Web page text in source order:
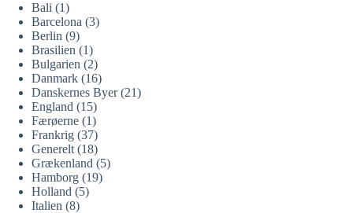
Bali (1)
Barcelona (3)
Berlin (9)
Brasilien (1)
Bulgarien (2)
Danmark (16)
Danskernes Byer(21)
England (15)
Færøerne (1)
Frankrig (37)
Generelt (18)
Grækenland (5)
Hamborg (19)
Holland (5)
Italien (8)